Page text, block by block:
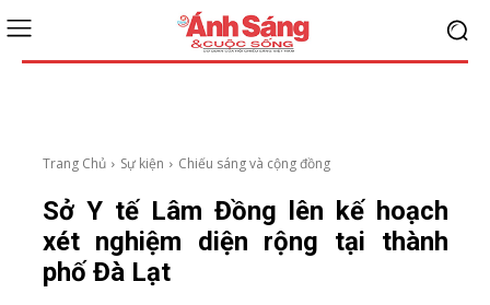
Trang Chủ Sự kiện Chiếu sáng và cộng đồng
Sở Y tế Lâm Đồng lên kế hoạch
xét nghiệm diện rộng tại thành
phố Đà Lạt